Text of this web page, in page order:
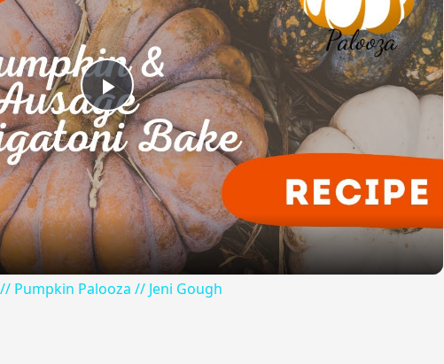
Play
Video
Pumpkin Palooza // Jeni Gough